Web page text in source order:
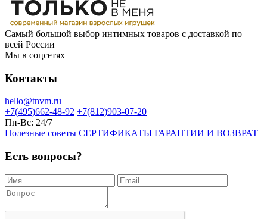
Самый большой выбор интимных товаров с доставкой по
всей России
Мы в соцсетях
Контакты
hello@tnvm.ru
+7(495)662-48-92 +7(812)903-07-20
Пн-Вс: 24/7
Полезные советы СЕРТИФИКАТЫ ГАРАНТИИ И ВОЗВРАТ
Есть вопросы?